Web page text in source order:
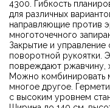
4300. Гибкость
для различных
направляющие против
многоточечного
Закрытие и
поворотной рукоятки.
повреждают ржавчину,
Можно комбинировать
многое другое.
с высоким уровнем